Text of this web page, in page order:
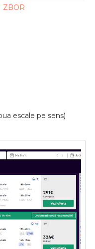
ZBOR
escale pe sens)